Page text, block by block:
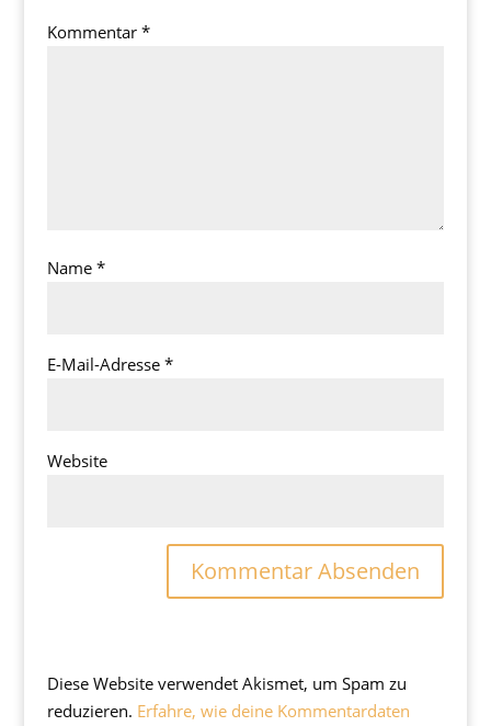
Kommentar *
Name *
E-Mail-Adresse *
Website
Diese Website verwendet Akismet, um Spam zu
reduzieren. Erfahre, wie deine Kommentardaten